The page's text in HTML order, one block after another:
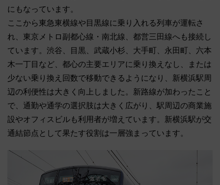
にもなっています。
ここから東急東横線や目黒線に乗り入れる列車が運転さ
れ、東京メトロ副都心線・南北線、都営三田線へも接続し
ています。渋谷、目黒、武蔵小杉、大手町、永田町、六本
木一丁目など、都心の主要エリアに乗り換えなし、または
少ない乗り換え回数で移動できるようになり、新横浜駅周
辺の利便性は大きく向上しました。新路線が加わったこと
で、通勤や通学の選択肢は大きく広がり、駅周辺の商業施
設やオフィスビルも利用者が増えています。新横浜駅が交
通結節点として果たす役割は一層強まっています。